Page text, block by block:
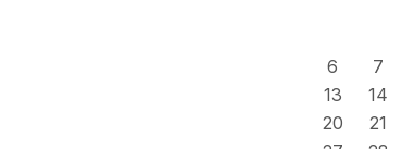
6
7
13
14
20
21